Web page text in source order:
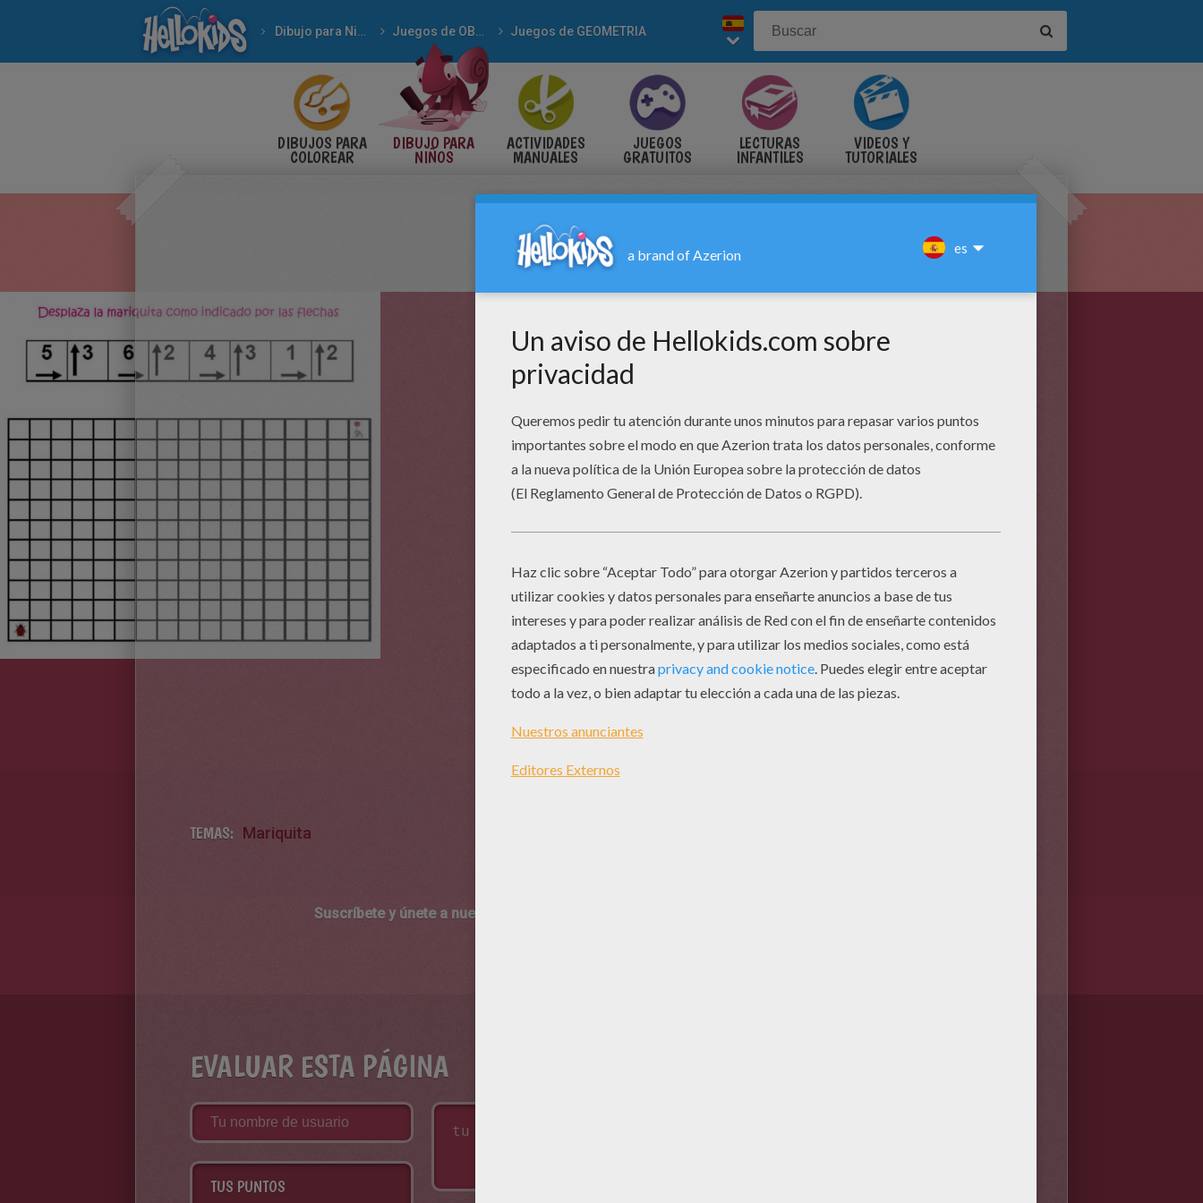
Dibujo para Niños Juegos de OBSERVACION Juegos de GEOMETRIA
DIBUJOS PARA
COLOREAR
DIBUJO PARA
NIÑOS
ACTIVIDADES
MANUALES
JUEGOS
GRATUITOS
LECTURAS
INFANTILES
VIDEOS Y
TUTORIALES
TEMAS: Mariquita
Suscríbete y únete a nuestro canal de vídeos para niños en Youtube:
EVALUAR ESTA PÁGINA
TUS PUNTOS